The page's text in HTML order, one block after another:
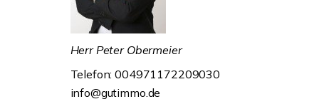
Herr Peter Obermeier
Telefon: 004971172209030
info@gutimmo.de